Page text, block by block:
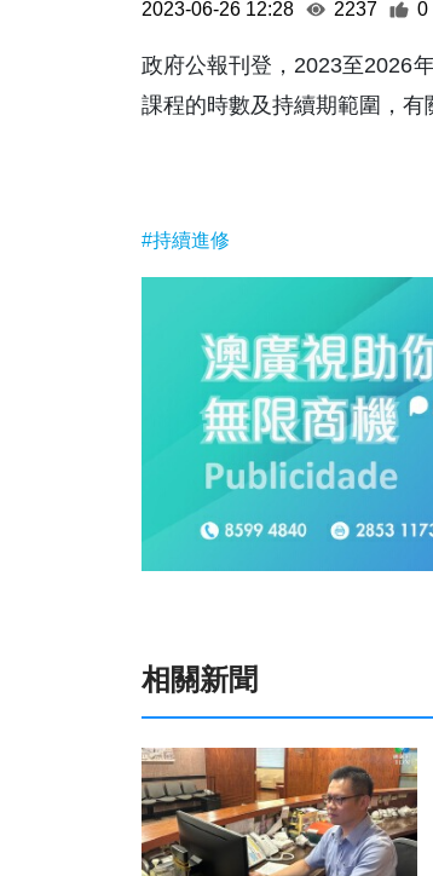
2023-06-26 12:28 2237 0
政府公報刊登，2023至2026
課程的時數及持續期範圍，有
#持續進修
相關新聞